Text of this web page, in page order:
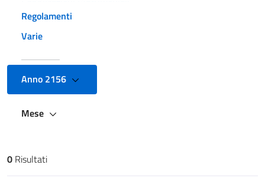
Regolamenti
Varie
Anno 2156
Mese
Risultati di ricerca
0 Risultati